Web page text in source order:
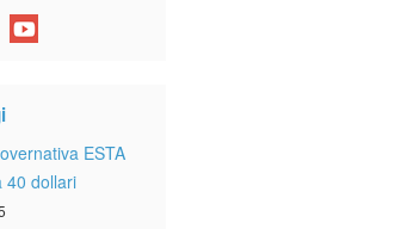
ESTA
40 dollari